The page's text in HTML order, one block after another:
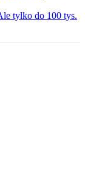
tylko do 100 tys.